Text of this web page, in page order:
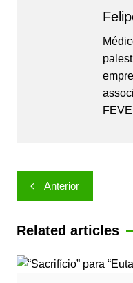
Navegação
de
Post
Anterior
Related articles